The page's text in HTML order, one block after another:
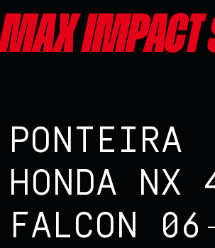
Max impact
PONTEIRA
HONDA NX
FALCON